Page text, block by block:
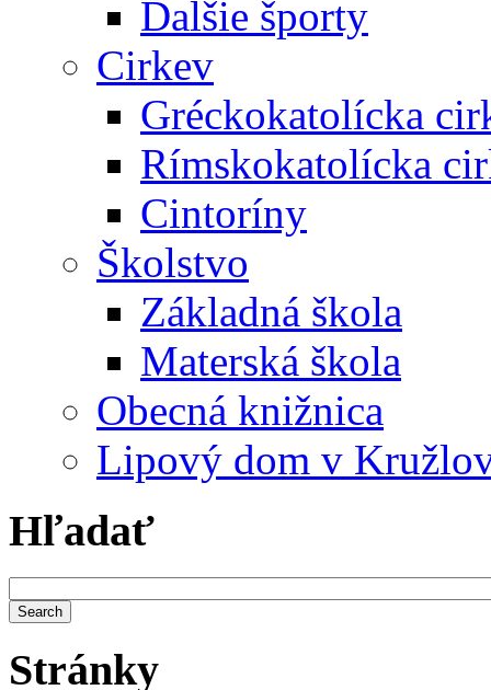
Ďalšie športy
Cirkev
Gréckokatolícka
Rímskokatolícka
Cintoríny
Školstvo
Základná škola
Materská škola
Obecná knižnica
Lipový dom v
Hľadať
Stránky